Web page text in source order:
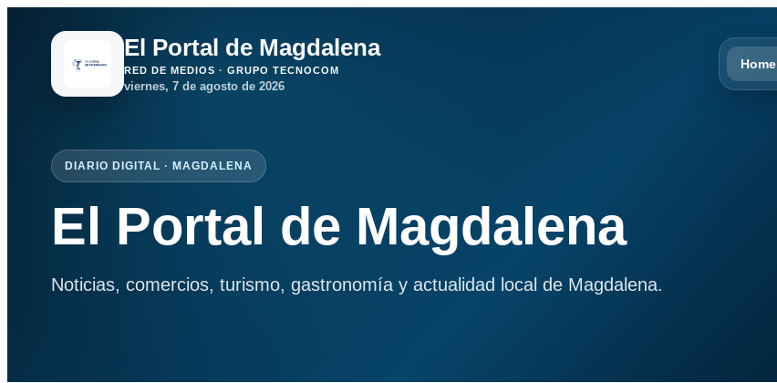
El Portal de Magdalena
RED DE MEDIOS · GRUPO TECNOCOM
viernes, 7 de agosto de 2026
Home
DIARIO DIGITAL · MAGDALENA
El Portal de Magdalena
Noticias, comercios, turismo, gastronomía y actualidad local de Magdalena.